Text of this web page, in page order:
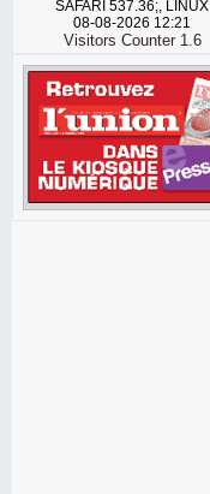
SAFARI 537.36;, LINUX
08-08-2026 12:21
Visitors Counter 1.6